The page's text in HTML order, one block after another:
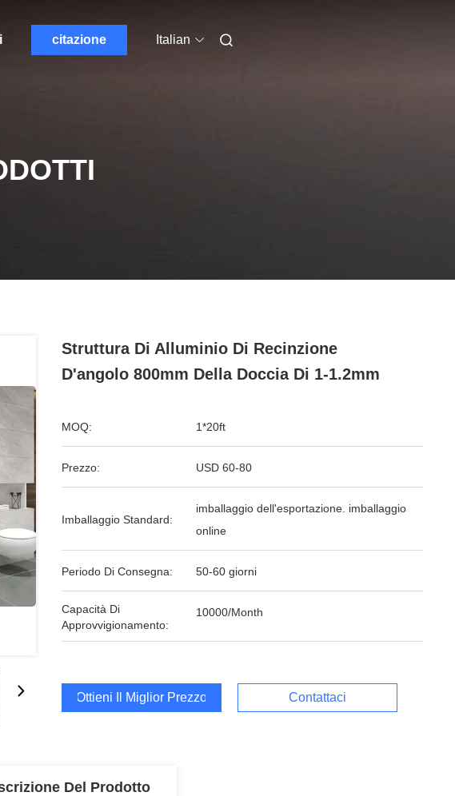
citazione Italian
Struttura Di Alluminio Di Recinzione
D'angolo 800mm Della Doccia Di 1-1.2mm
MOQ: 1*20ft
Prezzo: USD 60-80
Imballaggio Standard:
imballaggio dell'esportazione. imballaggio
online
Periodo Di Consegna: 50-60 giorni
Capacità Di
Approvvigionamento:
10000/Month
Ottieni Il Miglior Prezzo Contattaci
Del Prodotto